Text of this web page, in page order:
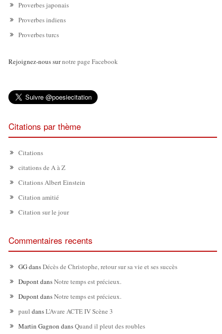
Proverbes japonais
Proverbes indiens
Proverbes turcs
Rejoignez-nous surnotre page Facebook
Citations par thème
Citations
citations de A à Z
Citations Albert Einstein
Citation amitié
Citation sur le jour
Commentaires recents
GGdansDécès de Christophe, retour sur sa vie et ses succès
DupontdansNotre temps est précieux.
DupontdansNotre temps est précieux.
paul dansL’Avare ACTE IV Scène 3
Martin Gagnon dansQuand il pleut des roubles